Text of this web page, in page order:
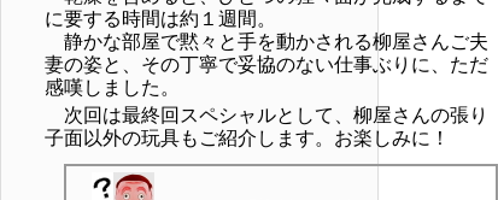
に要する時間は約１週間。
静かな部屋で黙々と手を動かされる柳屋さんご夫
妻の姿と、その丁寧で妥協のない仕事ぶりに、ただ
感嘆しました。
次回は最終回スペシャルとして、柳屋さんの張り
子面以外の玩具もご紹介します。お楽しみに！